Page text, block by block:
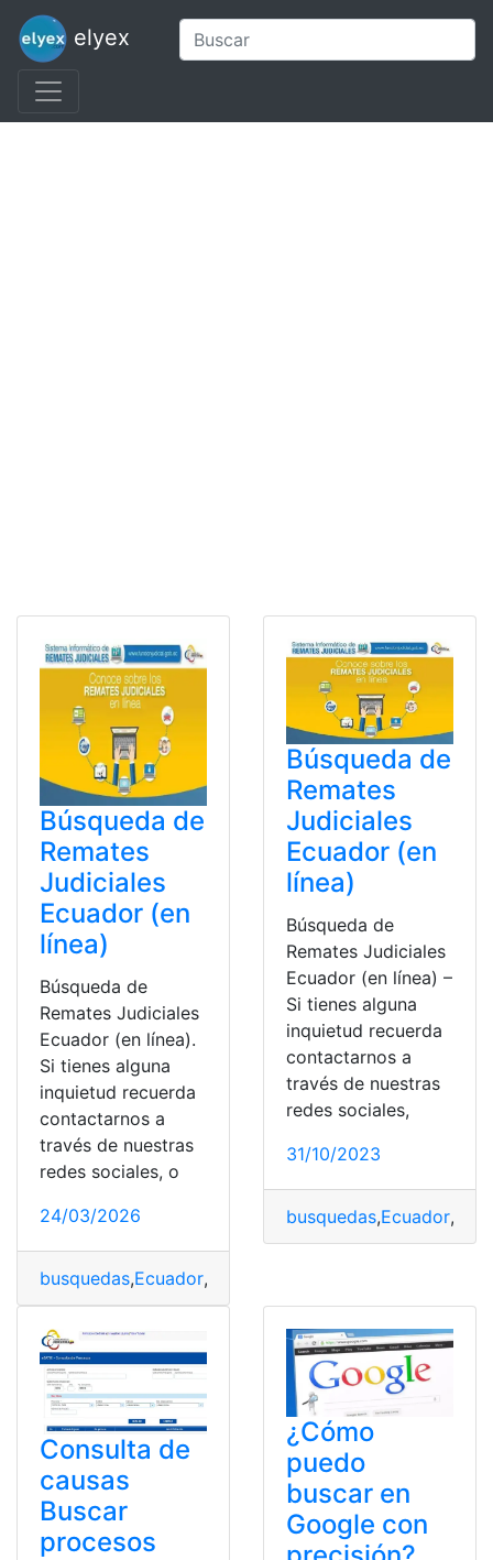
elyex
Búsqueda de
Remates
Judiciales
Ecuador (en
línea)
Búsqueda de
Remates Judiciales
Ecuador (en línea).
Si tienes alguna
inquietud recuerda
contactarnos a
través de nuestras
redes sociales, o
24/03/2026
busquedas,Ecuador,
Búsqueda de
Remates
Judiciales
Ecuador (en
línea)
Búsqueda de
Remates Judiciales
Ecuador (en línea) –
Si tienes alguna
inquietud recuerda
contactarnos a
través de nuestras
redes sociales,
31/10/2023
busquedas,Ecuador,
Consulta de
causas
Buscar
procesos
¿Cómo
puedo
buscar en
Google con